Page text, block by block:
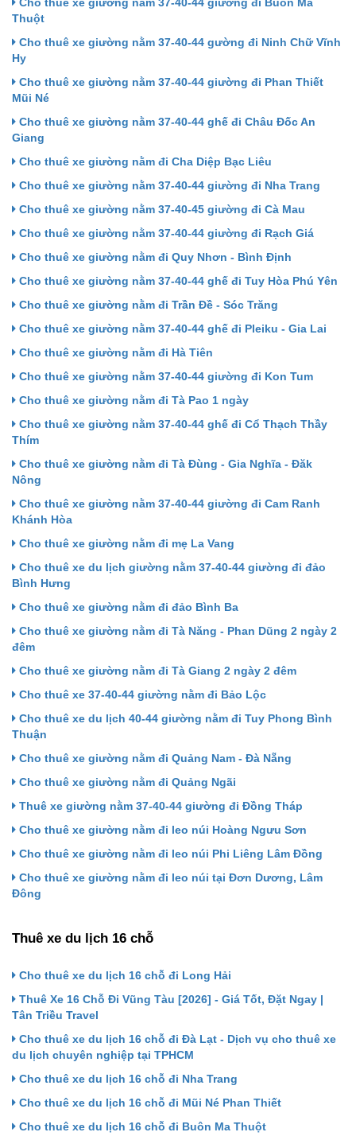
Thuột
Cho thuê xe giường nằm 37-40-44 gường đi Ninh Chữ Vĩnh
Hy
Cho thuê xe giường nằm 37-40-44 giường đi Phan Thiết
Mũi Né
Cho thuê xe giường nằm 37-40-44 ghế đi Châu Đốc An
Giang
Cho thuê xe giường nằm đi Cha Diệp Bạc Liêu
Cho thuê xe giường nằm 37-40-44 giường đi Nha Trang
Cho thuê xe giường nằm 37-40-45 giường đi Cà Mau
Cho thuê xe giường nằm 37-40-44 giường đi Rạch Giá
Cho thuê xe giường nằm đi Quy Nhơn - Bình Định
Cho thuê xe giường nằm 37-40-44 ghế đi Tuy Hòa Phú Yên
Cho thuê xe giường nằm đi Trần Đề - Sóc Trăng
Cho thuê xe giường nằm 37-40-44 ghế đi Pleiku - Gia Lai
Cho thuê xe giường nằm đi Hà Tiên
Cho thuê xe giường nằm 37-40-44 giường đi Kon Tum
Cho thuê xe giường nằm đi Tà Pao 1 ngày
Cho thuê xe giường nằm 37-40-44 ghế đi Cổ Thạch Thầy
Thím
Cho thuê xe giường nằm đi Tà Đùng - Gia Nghĩa - Đăk
Nông
Cho thuê xe giường nằm 37-40-44 giường đi Cam Ranh
Khánh Hòa
Cho thuê xe giường nằm đi mẹ La Vang
Cho thuê xe du lịch giường nằm 37-40-44 giường đi đảo
Bình Hưng
Cho thuê xe giường nằm đi đảo Bình Ba
Cho thuê xe giường nằm đi Tà Năng - Phan Dũng 2 ngày 2
đêm
Cho thuê xe giường nằm đi Tà Giang 2 ngày 2 đêm
Cho thuê xe 37-40-44 giường nằm đi Bảo Lộc
Cho thuê xe du lịch 40-44 giường nằm đi Tuy Phong Bình
Thuận
Cho thuê xe giường nằm đi Quảng Nam - Đà Nẵng
Cho thuê xe giường nằm đi Quảng Ngãi
Thuê xe giường nằm 37-40-44 giường đi Đồng Tháp
Cho thuê xe giường nằm đi leo núi Hoàng Ngưu Sơn
Cho thuê xe giường nằm đi leo núi Phi Liêng Lâm Đồng
Cho thuê xe giường nằm đi leo núi tại Đơn Dương, Lâm
Đông
Thuê xe du lịch 16 chỗ
Cho thuê xe du lịch 16 chỗ đi Long Hải
Thuê Xe 16 Chỗ Đi Vũng Tàu [2026] - Giá Tốt, Đặt Ngay |
Tân Triều Travel
Cho thuê xe du lịch 16 chỗ đi Đà Lạt - Dịch vụ cho thuê xe
du lịch chuyên nghiệp tại TPHCM
Cho thuê xe du lịch 16 chỗ đi Nha Trang
Cho thuê xe du lịch 16 chỗ đi Mũi Né Phan Thiết
Cho thuê xe du lịch 16 chỗ đi Buôn Ma Thuột